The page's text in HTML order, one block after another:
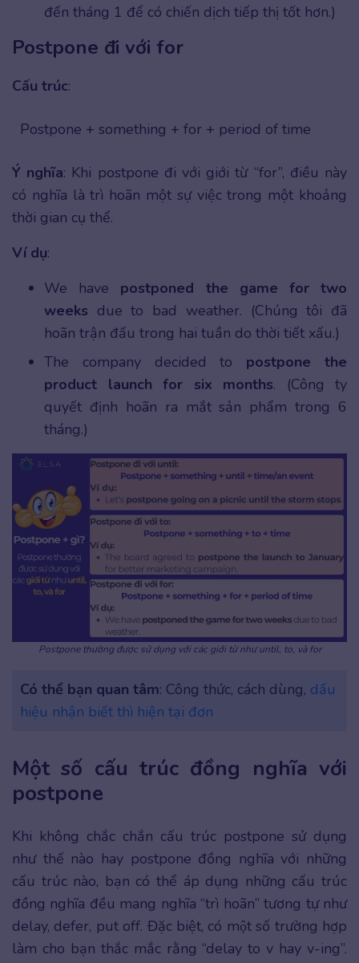
đến tháng 1 để có chiến dịch tiếp thị tốt hơn.)
Postpone đi với for
Cấu trúc:
Postpone + something + for + period of time
Ý nghĩa: Khi postpone đi với giới từ “for”, điều này
có nghĩa là trì hoãn một sự việc trong một khoảng
thời gian cụ thể.
Ví dụ:
We have postponed the game for two
weeks due to bad weather. (Chúng tôi đã
hoãn trận đấu trong hai tuần do thời tiết xấu.)
The company decided to postpone the
product launch for six months. (Công ty
quyết định hoãn ra mắt sản phẩm trong 6
tháng.)
Postpone thường được sử dụng với các giới từ như until, to, và for
Có thể bạn quan tâm: Công thức, cách dùng, dấu
hiệu nhận biết thì hiện tại đơn
Một số cấu trúc đồng nghĩa với
postpone
Khi không chắc chắn cấu trúc postpone sử dụng
như thế nào hay postpone đồng nghĩa với những
cấu trúc nào, bạn có thể áp dụng những cấu trúc
đồng nghĩa đều mang nghĩa “trì hoãn” tương tự như
delay, defer, put off. Đặc biệt, có một số trường hợp
làm cho bạn thắc mắc rằng “delay to v hay v-ing”.